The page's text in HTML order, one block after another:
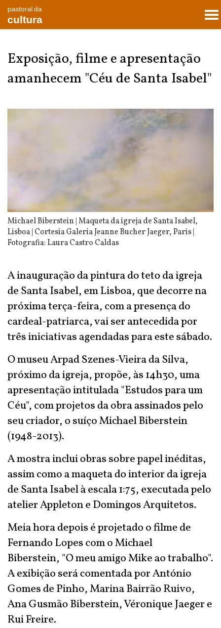
pastoral da
cultura
Exposição, filme e apresentação
amanhecem "Céu de Santa Isabel"
Michael Biberstein | Maqueta da igreja de Santa Isabel,
Lisboa | Cortesia Galeria Jeanne Bucher Jaeger, Paris |
Fotografia: Laura Castro Caldas
A inauguração da pintura do teto da igreja
de Santa Isabel, em Lisboa, que decorre na
próxima terça-feira, com a presença do
cardeal-patriarca, vai ser antecedida por
três iniciativas agendadas para este sábado.
O museu Arpad Szenes-Vieira da Silva,
próximo da igreja, propõe, às 14h30, uma
apresentação intitulada "Estudos para um
Céu", com projetos da obra assinados pelo
seu criador, o suíço Michael Biberstein
(1948-2013).
A mostra inclui obras sobre papel inéditas,
assim como a maqueta do interior da igreja
de Santa Isabel à escala 1:75, executada pelo
atelier Appleton e Domingos Arquitetos.
Meia hora depois é projetado o filme de
Fernando Lopes com o Michael
Biberstein, "O meu amigo Mike ao trabalho".
A exibição será comentada por António
Gomes de Pinho, Marina Bairrão Ruivo,
Ana Gusmão Biberstein, Véronique Jaeger e
Rui Freire.